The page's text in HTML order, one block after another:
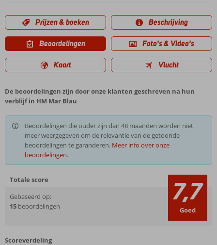
Prijzen & boeken Beschrijving
Beoordelingen Foto's & Video's
Kaart Vlucht
De beoordelingen zijn door onze klanten geschreven na hun
verblijf in HM Mar Blau
Beoordelingen die ouder zijn dan 48 maanden worden niet
meer weergegeven om de relevantie van de getoonde
beoordelingen te garanderen. Meer info over onze
beoordelingen.
Totale score
Gebaseerd op:
15 beoordelingen 7,7
Goed
Scoreverdeling